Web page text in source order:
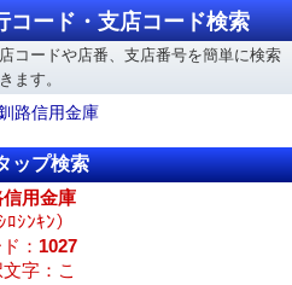
コード・支店コード検索
コードや店番、支店番号を簡単に検索
ます。
路信用金庫
ップ検索
信用金庫
ﾛｼﾝｷﾝ）
： 1027
字：こ